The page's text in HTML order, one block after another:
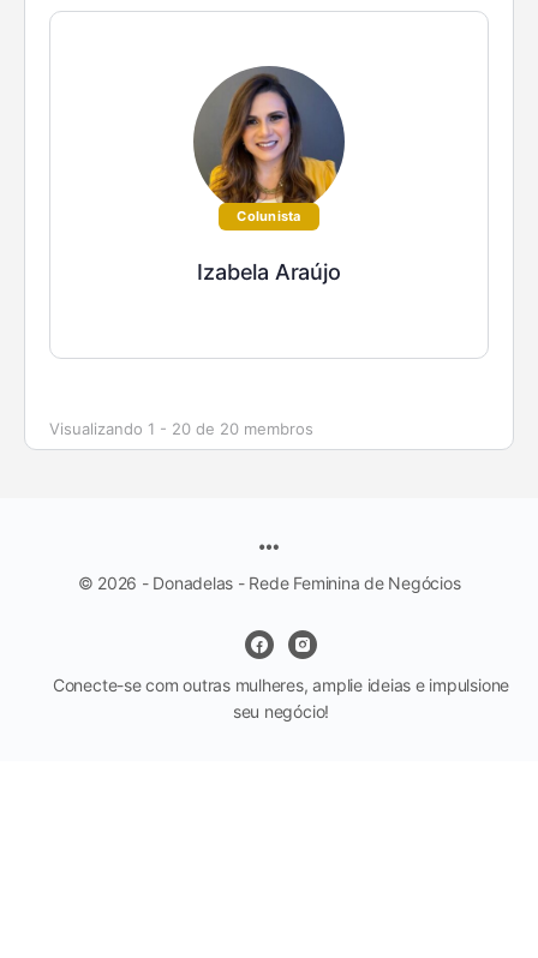
Colunista
Izabela Araújo
Visualizando 1 - 20 de 20 membros
© 2026 - Donadelas - Rede Feminina de Negócios
Conecte-se com outras mulheres, amplie ideias e impulsione
seu negócio!